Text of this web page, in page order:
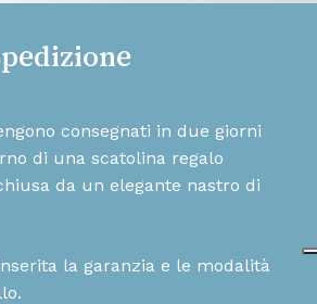
consegnati in due giorni
di una scatolina regalo
da un elegante nastro di
la garanzia e le modalità